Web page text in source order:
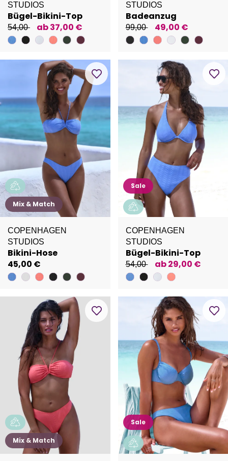
STUDIOS
Bügel-Bikini-Top
54,00 ab 37,00 €
STUDIOS
Badeanzug
99,00 49,00 €
Mix & Match
COPENHAGEN
STUDIOS
Bikini-Hose
45,00 €
Sale
COPENHAGEN
STUDIOS
Bügel-Bikini-Top
54,00 ab 29,00 €
Mix & Match
Sale